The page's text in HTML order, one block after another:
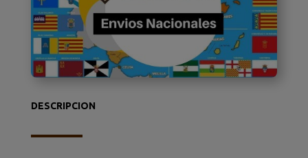
DESCRIPCION